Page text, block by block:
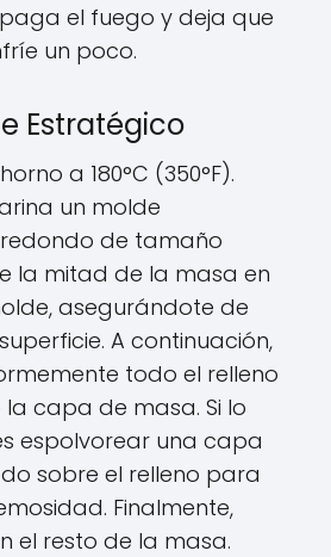
el fuego y deja que
un poco.
Estratégico
a 180°C (350°F).
un molde
de tamaño
la mitad de la masa en
asegurándote de
A continuación,
todo el relleno
capa de masa. Si lo
espolvorear una capa
sobre el relleno para
Finalmente,
el resto de la masa.